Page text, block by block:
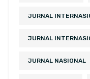
JURNAL
JURNAL
JURNAL NASIONAL